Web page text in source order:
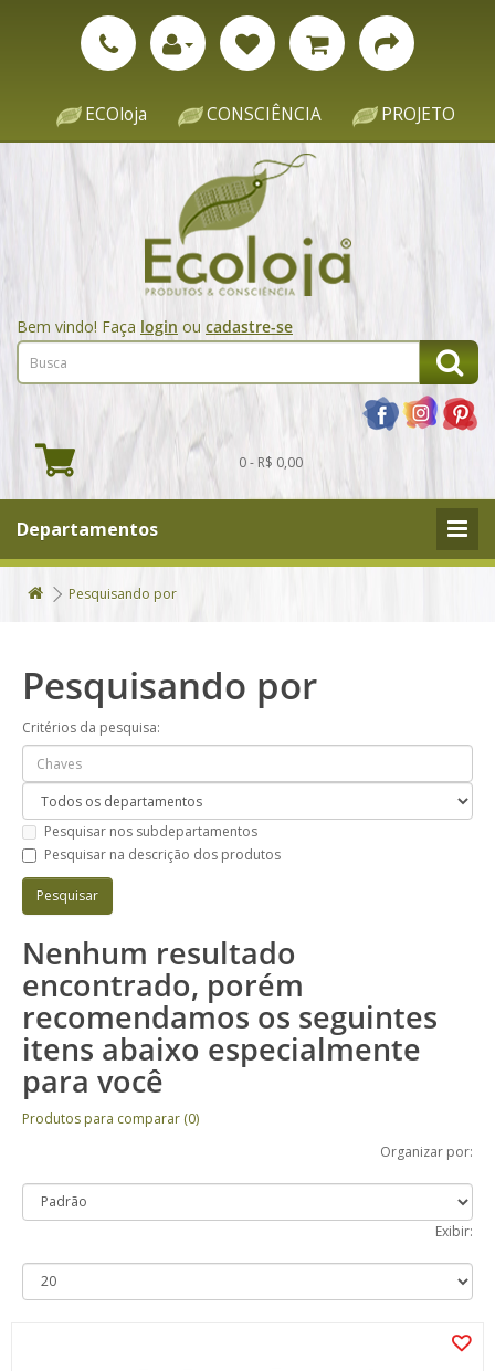
ECOloja CONSCIÊNCIA PROJETO
Bem vindo! Faça login ou cadastre-se
0 - R$ 0,00
Departamentos
Pesquisando por
Pesquisando por
Critérios da pesquisa:
Pesquisar nos subdepartamentos
Pesquisar na descrição dos produtos
Nenhum resultado
encontrado, porém
recomendamos os seguintes
itens abaixo especialmente
para você
Produtos para comparar (0)
Organizar por:
Exibir: